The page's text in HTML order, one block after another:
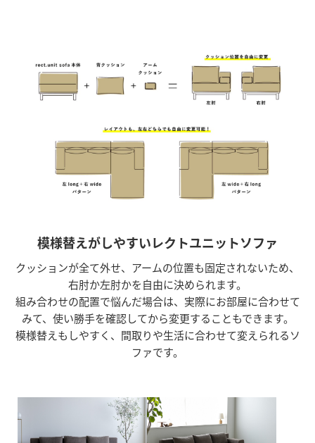
模様替えがしやすいレクトユニットソファ
クッションが全て外せ、アームの位置も固定されないため、
右肘か左肘かを自由に決められます。
組み合わせの配置で悩んだ場合は、実際にお部屋に合わせて
みて、使い勝手を確認してから変更することもできます。
模様替えもしやすく、間取りや生活に合わせて変えられるソ
ファです。